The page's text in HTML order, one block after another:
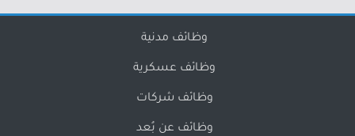
وظائف مدنية
وظائف عسكرية
وظائف شركات
وظائف عن بُعد